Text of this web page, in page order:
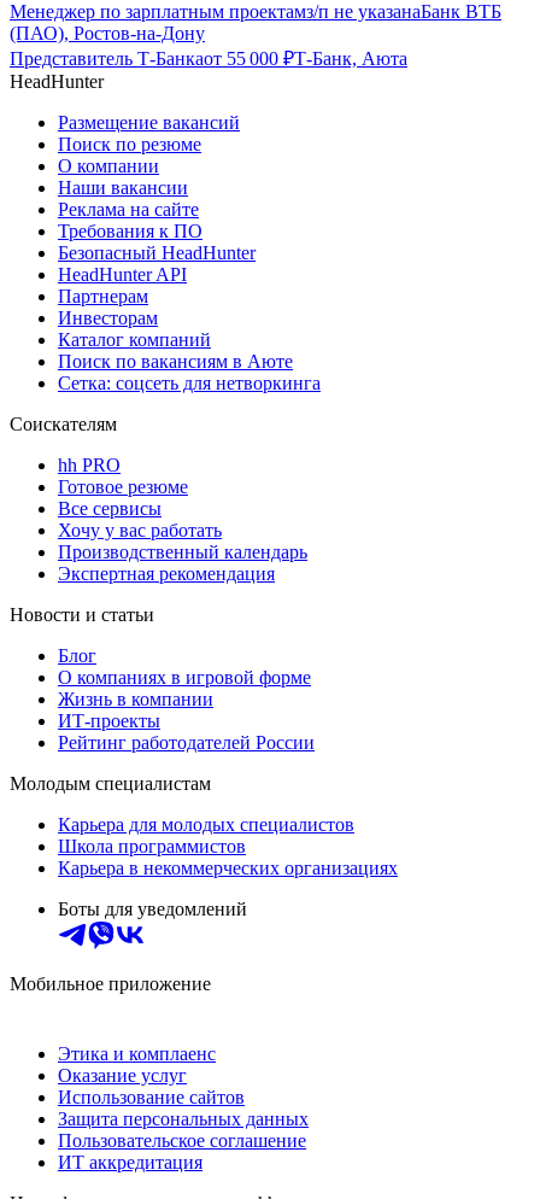
Менеджер по зарплатным проектамз/п не указанаБанк ВТБ
(ПАО), Ростов-на-Дону
Представитель Т-Банкаот 55 000 ₽Т-Банк, Аюта
HeadHunter
Размещение вакансий
Поиск по резюме
О компании
Наши вакансии
Реклама на сайте
Требования к ПО
Безопасный HeadHunter
HeadHunter API
Партнерам
Инвесторам
Каталог компаний
Поиск по вакансиям в Аюте
Сетка: соцсеть для нетворкинга
Соискателям
hh PRO
Готовое резюме
Все сервисы
Хочу у вас работать
Производственный календарь
Экспертная рекомендация
Новости и статьи
Блог
О компаниях в игровой форме
Жизнь в компании
ИТ-проекты
Рейтинг работодателей России
Молодым специалистам
Карьера для молодых специалистов
Школа программистов
Карьера в некоммерческих организациях
Боты для уведомлений
Мобильное приложение
Этика и комплаенс
Оказание услуг
Использование сайтов
Защита персональных данных
Пользовательское соглашение
ИТ аккредитация